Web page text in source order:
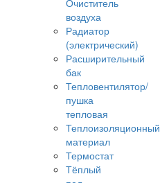
Очиститель
воздуха
Радиатор
(электрический)
Расширительный
бак
Тепловентилятор/
пушка
тепловая
Теплоизоляционный
материал
Термостат
Тёплый